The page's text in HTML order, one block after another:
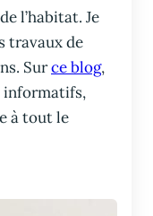
l’habitat. Je
travaux de
Surce blog,
informatifs,
à tout le